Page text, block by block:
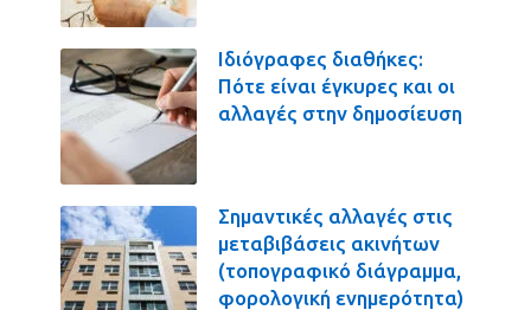
Ιδιόγραφες διαθήκες:
Πότε είναι έγκυρες και οι
αλλαγές στην δημοσίευση
Σημαντικές αλλαγές στις
μεταβιβάσεις ακινήτων
(τοπογραφικό διάγραμμα,
φορολογική ενημερότητα)